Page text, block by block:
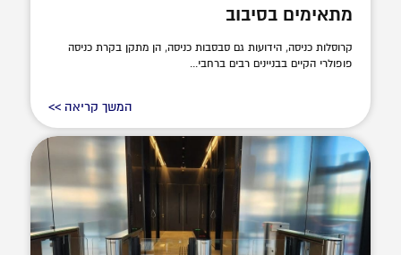
מתאימים בסיבוב
קרוסלות כניסה, הידועות גם סבסבות כניסה, הן מתקן בקרת כניסה
פופולרי הקיים בבניינים רבים ברחבי...
המשך קריאה >>